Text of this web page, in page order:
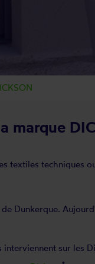
marque
textiles techniques
Dunkerque.
interviennent sur les
DICKSON